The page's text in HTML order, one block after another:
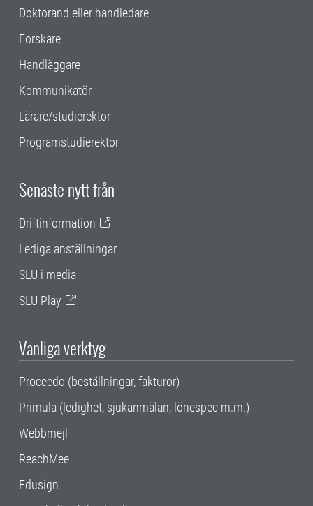
Doktorand eller handledare
Forskare
Handläggare
Kommunikatör
Lärare/studierektor
Programstudierektor
Senaste nytt från
Driftinformation
Lediga anställningar
SLU i media
SLU Play
Vanliga verktyg
Proceedo (beställningar, fakturor)
Primula (ledighet, sjukanmälan, lönespec m.m.)
Webbmejl
ReachMee
Edusign